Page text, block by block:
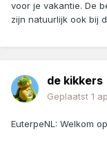
voor je vakantie. De
zijn natuurlijk ook bij
de kikkers
Geplaatst 1
EuterpeNL: Welkom